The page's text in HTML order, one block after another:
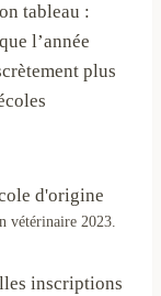
tableau :
l’année
plus
vétérinaire 2023.
inscriptions